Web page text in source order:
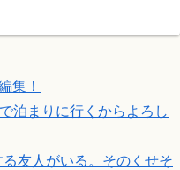
集！
泊まりに行くからよろし
友人がいる。そのくせそ